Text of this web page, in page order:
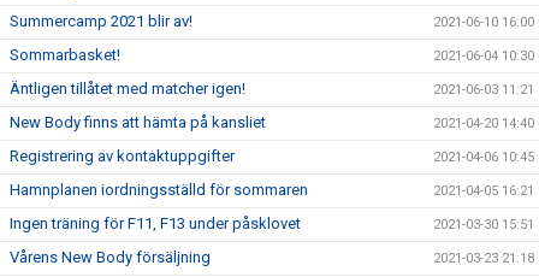
Summercamp 2021 blir av! 2021-06-10 16:00
Sommarbasket! 2021-06-04 10:30
Äntligen tillåtet med matcher igen! 2021-06-03 11:21
New Body finns att hämta på kansliet 2021-04-20 14:40
Registrering av kontaktuppgifter 2021-04-06 10:45
Hamnplanen iordningsställd för sommaren 2021-04-05 16:21
Ingen träning för F11, F13 under påsklovet 2021-03-30 15:51
Vårens New Body försäljning 2021-03-23 21:18